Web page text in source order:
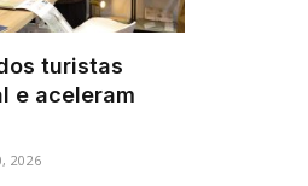
turistas
e aceleram
2026